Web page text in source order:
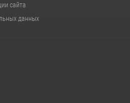
сайта
данных